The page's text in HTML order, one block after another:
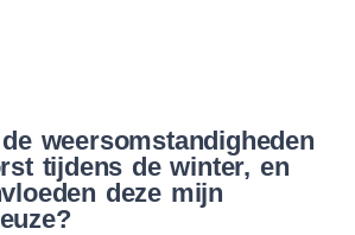
weersomstandigheden
tijdens de winter, en
deze mijn